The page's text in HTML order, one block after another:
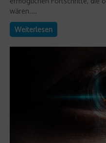
wären....
Weiterlesen